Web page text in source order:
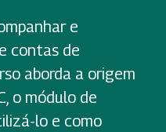
e
contas de
aborda a origem
o módulo de
lo e como